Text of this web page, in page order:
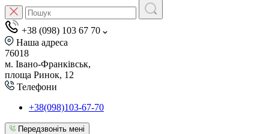
+38 (098) 103 67 70
Наша адреса
76018
м. Івано-Франківськ,
площа Ринок, 12
Телефони
+38(098)103-67-70
Передзвоніть мені